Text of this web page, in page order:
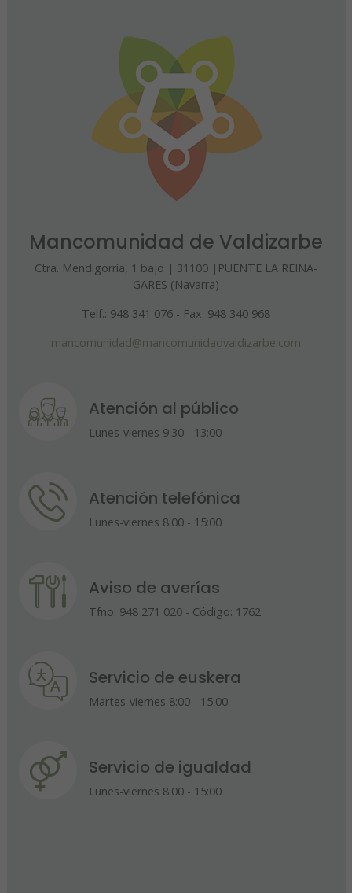
Mancomunidad de Valdizarbe
Ctra. Mendigorría, 1 bajo | 31100 |PUENTE LA REINA-
GARES (Navarra)
Telf.: 948 341 076 - Fax. 948 340 968
mancomunidad@mancomunidadvaldizarbe.com
Atención al público
Lunes-viernes 9:30 - 13:00
Atención telefónica
Lunes-viernes 8:00 - 15:00
Aviso de averías
Tfno. 948 271 020 - Código: 1762
Servicio de euskera
Martes-viernes 8:00 - 15:00
Servicio de igualdad
Lunes-viernes 8:00 - 15:00